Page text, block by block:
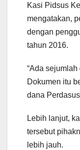
Kasi Pidsus
mengatakan,
dengan
tahun 2016.
“Ada
Dokumen itu
dana
Lebih lanjut,
tersebut
lebih jauh.